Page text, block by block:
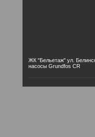
ЖК "Бельетаж" ул.
насосы Grundfos CR